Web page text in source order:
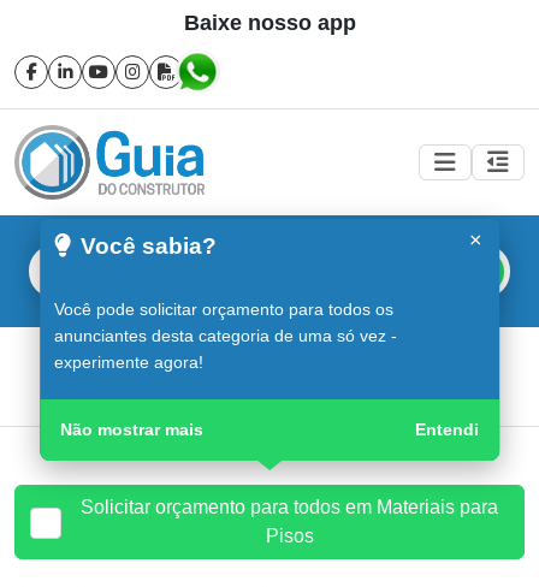
Baixe nosso app
Materiais para Pisos em Sorocaba
Guia do Construtor Guia Digital Materiais para Pisos
Solicitar orçamento para todos em Materiais para
Pisos
×
Você sabia?
Você pode solicitar orçamento para todos os
anunciantes desta categoria de uma só vez -
experimente agora!
Não mostrar mais Entendi